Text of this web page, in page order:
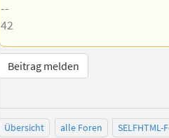
--
42
Beitrag melden
Übersicht alle Foren
SELFHTML-